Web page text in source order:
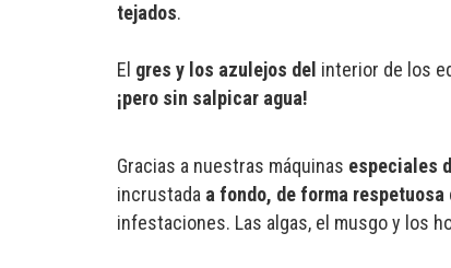
tejados.
El gres y los azulejos del interior de los
¡pero sin salpicar agua!
Gracias a nuestras máquinas especiales
incrustada a fondo, de forma
infestaciones. Las algas, el musgo y los